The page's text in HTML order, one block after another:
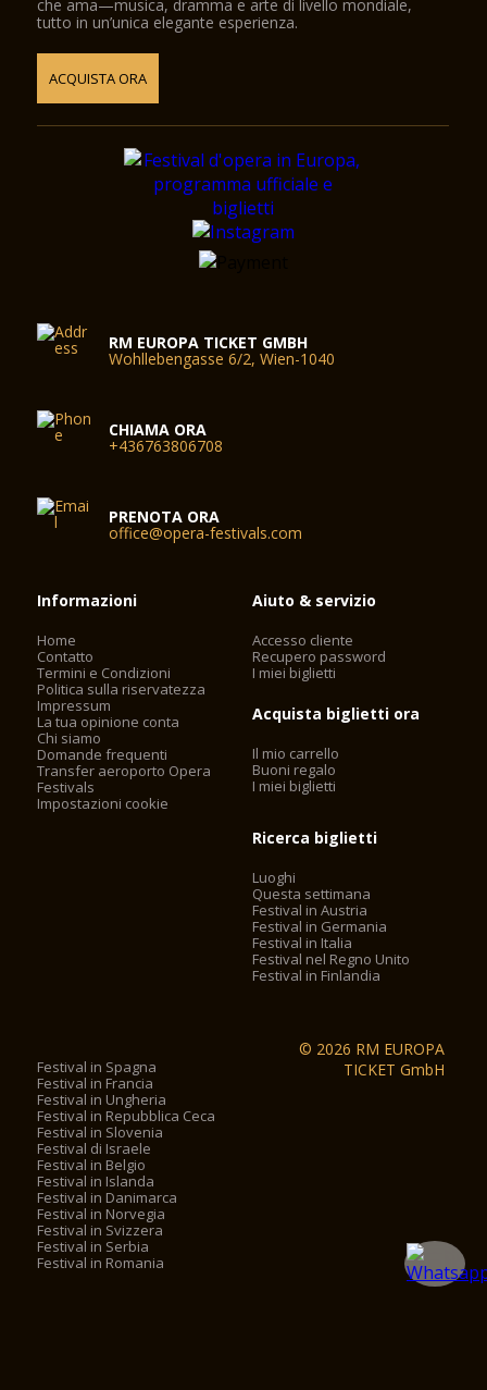
che ama—musica, dramma e arte di livello mondiale,
tutto in un’unica elegante esperienza.
ACQUISTA ORA
RM EUROPA TICKET GMBH
Wohllebengasse 6/2, Wien-1040
CHIAMA ORA
+436763806708
PRENOTA ORA
office@opera-festivals.com
Informazioni
Home
Contatto
Termini e Condizioni
Politica sulla riservatezza
Impressum
La tua opinione conta
Chi siamo
Domande frequenti
Transfer aeroporto Opera
Festivals
Impostazioni cookie
Aiuto & servizio
Accesso cliente
Recupero password
I miei biglietti
Acquista biglietti ora
Il mio carrello
Buoni regalo
I miei biglietti
Ricerca biglietti
Luoghi
Questa settimana
Festival in Austria
Festival in Germania
Festival in Italia
Festival nel Regno Unito
Festival in Finlandia
Festival in Spagna
Festival in Francia
Festival in Ungheria
Festival in Repubblica Ceca
Festival in Slovenia
Festival di Israele
Festival in Belgio
Festival in Islanda
Festival in Danimarca
Festival in Norvegia
Festival in Svizzera
Festival in Serbia
Festival in Romania
© 2026 RM EUROPA
TICKET GmbH